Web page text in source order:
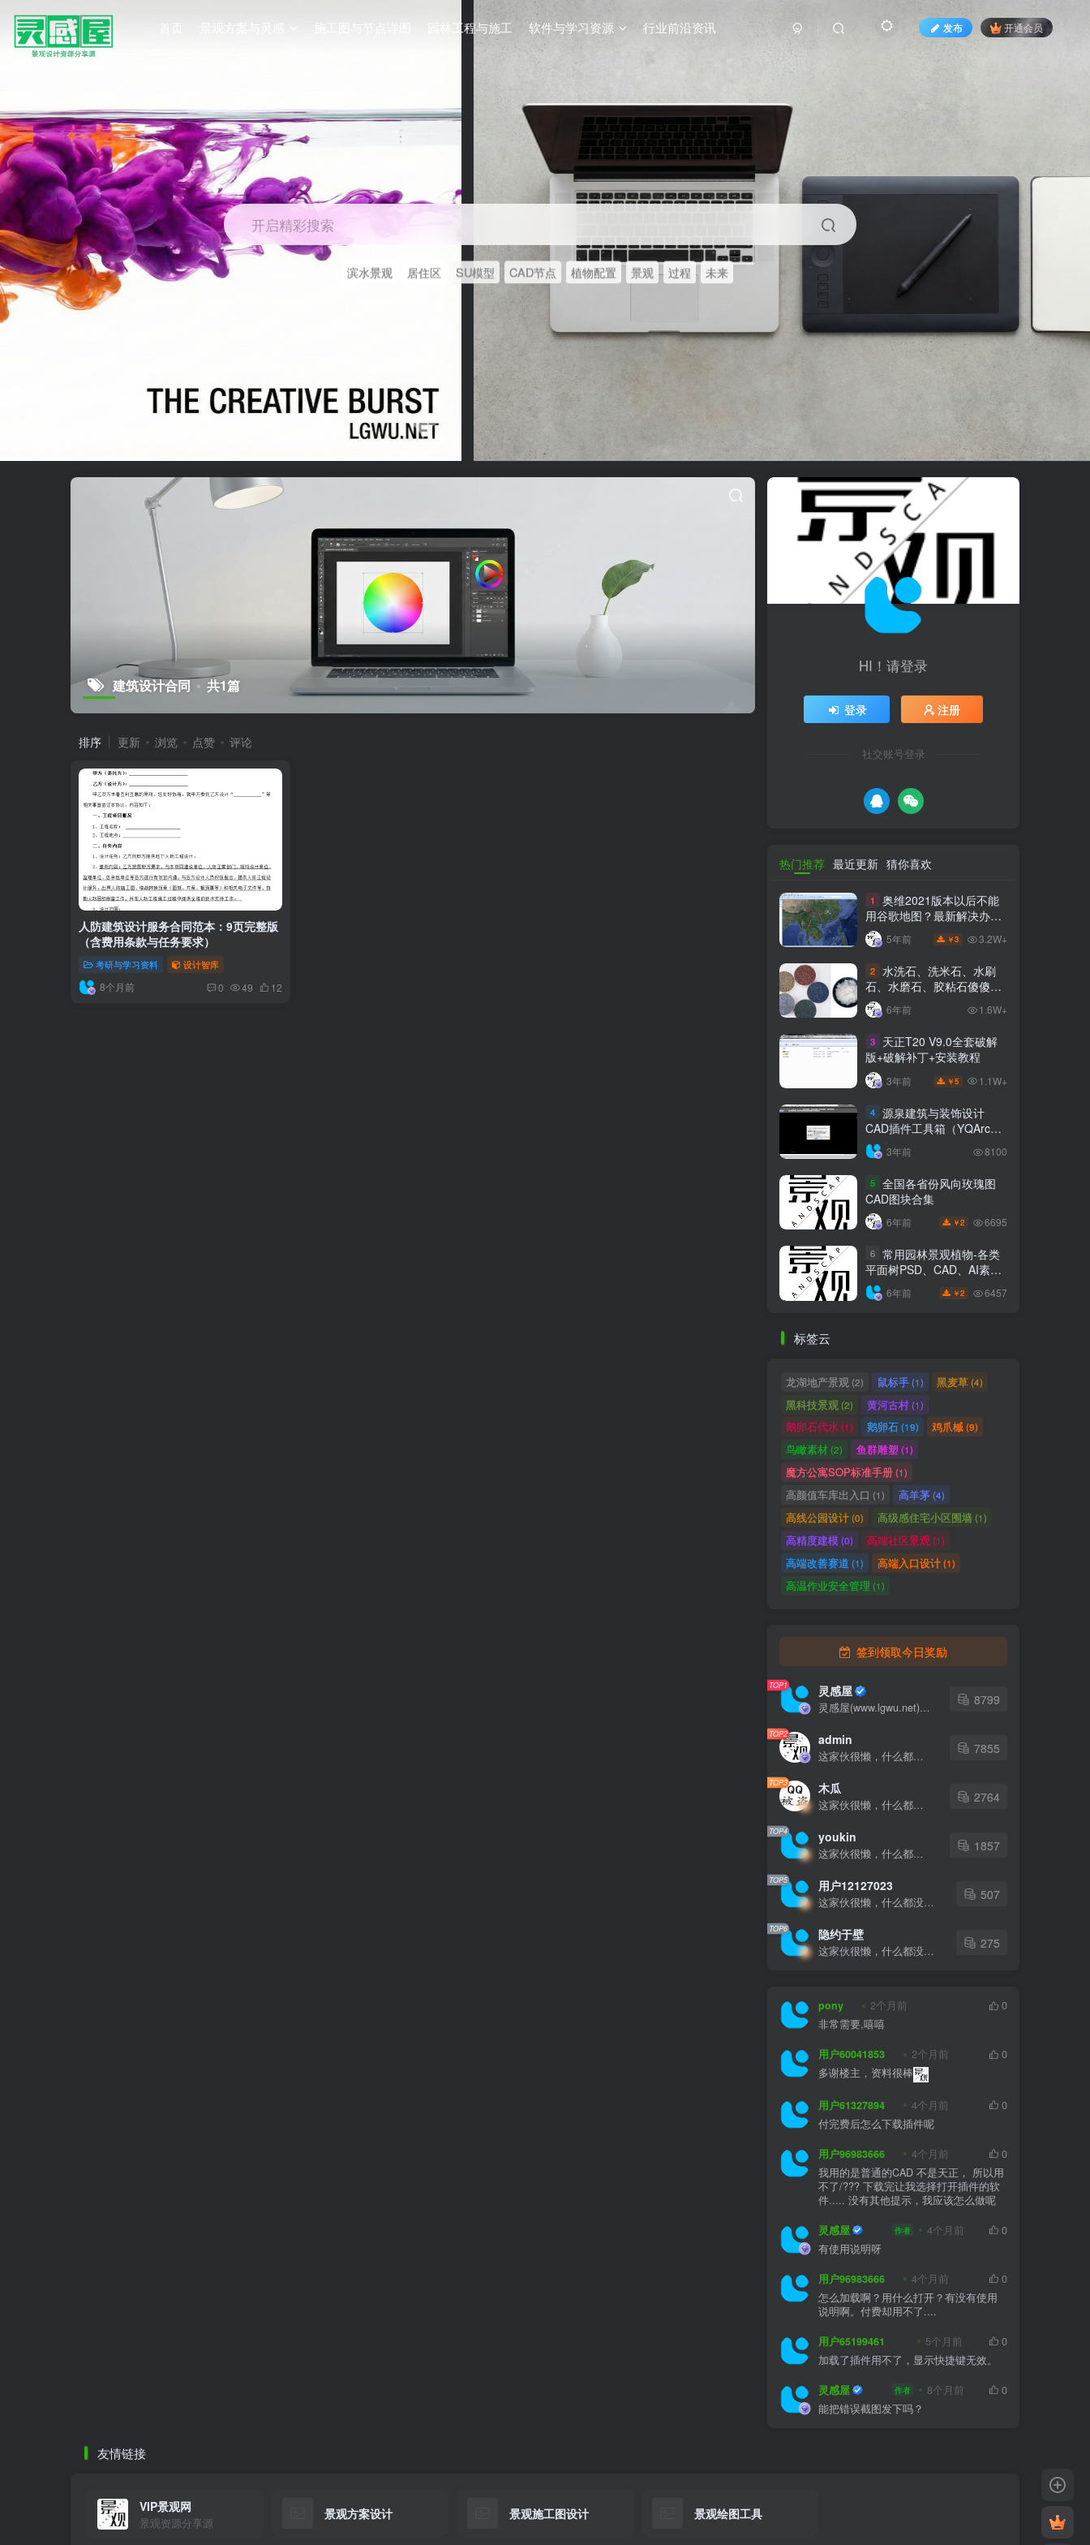
首页 景观方案与灵感 施工图与节点详图 园林工程与施工 软件与学习资源 行业前沿资讯 发布 开通会员
开启精彩搜索
滨水景观 居住区 SU模型 CAD节点 植物配置 景观 过程 未来
建筑设计合同 共1篇
排序 更新 浏览 点赞 评论
人防建筑设计服务合同范本：9页完整版
（含费用条款与任务要求）
考研与学习资料 设计智库
8个月前 0 49 12
HI！请登录
登录 注册
社交账号登录
热门推荐 最近更新 猜你喜欢
1
奥维2021版本以后不能
用谷歌地图？最新解决办法
苹果安卓电脑
5年前 ￥3 3.2W+
2 水洗石、洗米石、水刷
石、水磨石、胶粘石傻傻分
不清楚
6年前 1.6W+
3
天正T20 V9.0全套破解
版+破解补丁+安装教程
3年前 ￥5 1.1W+
4 源泉建筑与装饰设计
CAD插件工具箱（YQArch
6.7.4）
3年前 8100
5 全国各省份风向玫瑰图
CAD图块合集
6年前 ￥2 6695
6 常用园林景观植物-各类
平面树PSD、CAD、AI素材
线稿
6年前 ￥2 6457
标签云
龙湖地产景观 (2) 鼠标手(1) 黑麦草(4)
黑科技景观 (2) 黄河古村(1)
鹅卵石代水(1) 鹅卵石(19) 鸡爪槭(9)
鸟瞰素材(2) 鱼群雕塑 (1)
魔方公寓SOP标准手册(1)
高颜值车库出入口 (1) 高羊茅(4)
高线公园设计(0) 高级感住宅小区围墙(1)
高精度建模(0) 高端社区景观 (1)
高端改善赛道 (1) 高端入口设计(1)
高温作业安全管理 (1)
签到领取今日奖励
TOP1 灵感屋
灵感屋(www.lgwu.net)尽可能为每一位设计师提供更全面、更精致、更具有创意感的设计素材。努力成为景观设计师展示实力和互相学习的优质网络资源发布平台。
8799
TOP2 admin
这家伙很懒，什么都没有写...
7855
TOP3 木瓜
这家伙很懒，什么都没有写...
2764
TOP4 youkin
这家伙很懒，什么都没有写...
1857
TOP5 用户12127023
这家伙很懒，什么都没有写...
507
TOP6 隐约于壁
这家伙很懒，什么都没有写...
275
pony 2个月前
0
非常需要,嘻嘻
用户60041853 2个月前
0
多谢楼主，资料很棒
用户61327894 4个月前
0
付完费后怎么下载插件呢
用户96983666 4个月前
0
我用的是普通的CAD 不是天正， 所以用
不了/??? 下载完让我选择打开插件的软
件..... 没有其他提示，我应该怎么做呢
灵感屋 作者 4个月前
0
有使用说明呀
用户96983666 4个月前
0
怎么加载啊？用什么打开？有没有使用
说明啊。付费却用不了....
用户65199461 5个月前
0
加载了插件用不了，显示快捷键无效。
灵感屋 作者 8个月前
0
能把错误截图发下吗？
友情链接
VIP景观网
景观资源分享源
景观方案设计 景观施工图设计 景观绘图工具